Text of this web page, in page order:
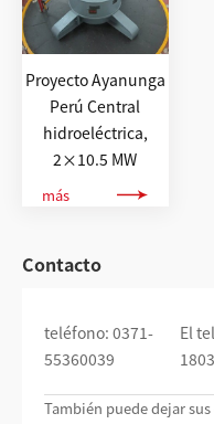
Proyecto Ayanunga
Perú Central
hidroeléctrica,
2×10.5 MW
más
Contacto
teléfono: 0371-
55360039
El
También puede dejar